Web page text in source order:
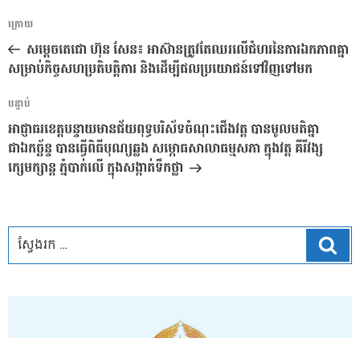
ការ​
នាំទិស​
ប្រកាស
អត្ថបទ
មុន
ក្រោយ
សម្តេចតេជោ ហ៊ុន សែន៖ អាស៊ានត្រូវតែឈរលើជំហរនៃការឯកភាពគ្នា
សម្រាប់កិច្ចសហប្រតិបត្តិការ និងដើម្បីផលប្រយោជន៍ទៅវិញទៅមក
អត្ថបទ
បន្ទាប់
បន្ទាប់
អាជ្ញាធរខេត្តបន្ទាយមានជ័យពុទ្ធបរិស័ទចំណុះជើងវត្ត បានមូលមតិគ្នា
ជាឯកច្ឆ័ន្ទ បានធ្វើពិធីបុណ្យឆ្លង សម្ភោធសាលាធម្មសភា ក្នុងវត្ត គីរីវង្ស
ក្សេមក្សាន្ត ភ្នំបាក់លើ ក្នុងសង្កាត់ទឹកថ្លា